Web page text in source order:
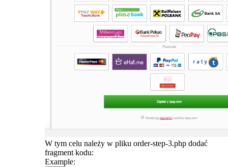
W tym celu należy w pliku order-step-3.php dodać
fragment kodu:
Example: